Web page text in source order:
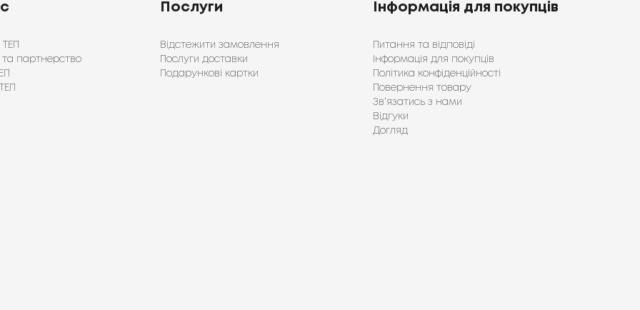
та партнерство
Послуги
Відстежити замовлення
Послуги доставки
Подарункові картки
Інформація для покупців
Питання та відповіді
Інформація для покупців
Політика конфіденційності
Повернення товару
Зв’язатись з нами
Відгуки
Догляд